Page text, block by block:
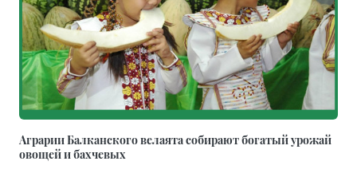
Аграрии Балканского велаята собирают богатый урожай
овощей и бахчевых